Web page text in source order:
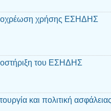
χρήσης ΕΣΗΔΗΣ
του ΕΣΗΔΗΣ
και πολιτική